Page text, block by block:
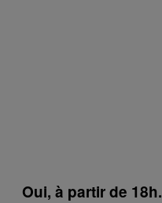
Oui, à partir de 18h.